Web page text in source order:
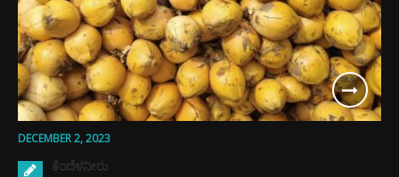
DECEMBER 2, 2023
ಕೆಂದೆಳನೀರು